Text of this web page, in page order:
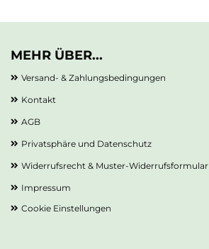
MEHR ÜBER...
Versand- & Zahlungsbedingungen
Kontakt
AGB
Privatsphäre und Datenschutz
Widerrufsrecht & Muster-Widerrufsformular
Impressum
Cookie Einstellungen